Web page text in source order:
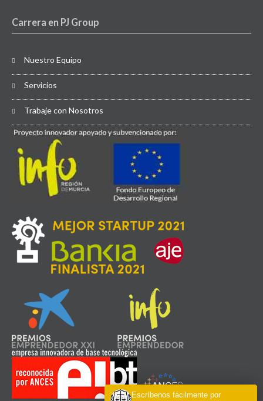
Carrera en PJ Group
Nuestro Equipo
Servicios
Trabaje con Nosotros
Escríbenos fácilmente por